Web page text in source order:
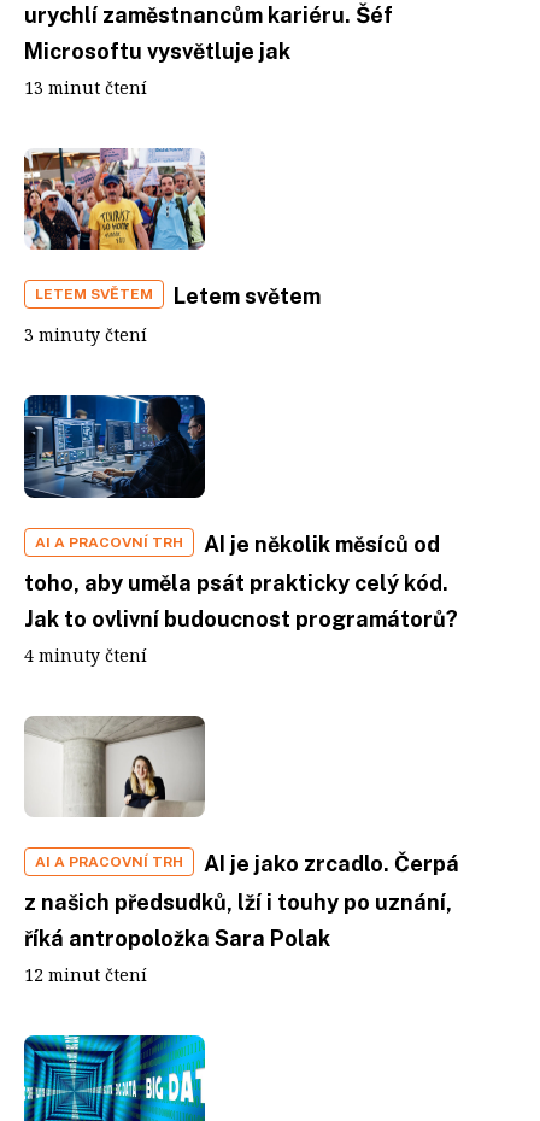
urychlí zaměstnancům kariéru. Šéf
Microsoftu vysvětluje jak
13 minut čtení
LETEM SVĚTEM Letem světem
3 minuty čtení
AI A PRACOVNÍ TRH
AI je několik měsíců od
toho, aby uměla psát prakticky celý kód.
Jak to ovlivní budoucnost programátorů?
4 minuty čtení
AI A PRACOVNÍ TRH
AI je jako zrcadlo. Čerpá
z našich předsudků, lží i touhy po uznání,
říká antropoložka Sara Polak
12 minut čtení